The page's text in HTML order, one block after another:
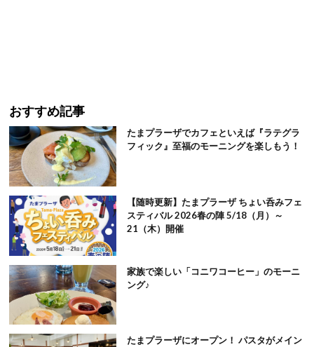
おすすめ記事
たまプラーザでカフェといえば『ラテグラ
フィック』至福のモーニングを楽しもう！
【随時更新】たまプラーザ ちょい呑みフェ
スティバル 2026春の陣 5/18（月）～
21（木）開催
家族で楽しい「コニワコーヒー」のモーニ
ング♪
たまプラーザにオープン！ パスタがメイン